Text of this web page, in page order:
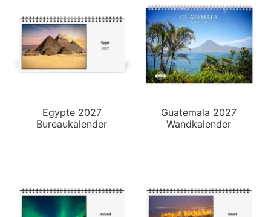
Egypte 2027
Bureaukalender
Guatemala 2027
Wandkalender